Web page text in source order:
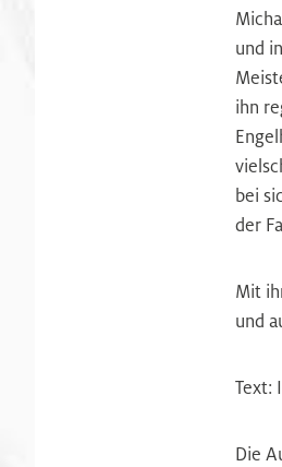
und
ihn
bei
der
Mit
und
Text:
Die